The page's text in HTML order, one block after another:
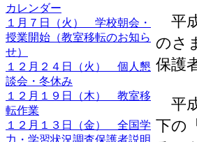
カレンダー
１月７日（火） 学校朝会・
授業開始（教室移転のお知ら
せ）
１２月２４日（火） 個人懇
談会・冬休み
１２月１９日（木） 教室移
転作業
１２月１３日（金） 全国学
力・学習状況調査保護者説明
平
のさ
保護
平
下の